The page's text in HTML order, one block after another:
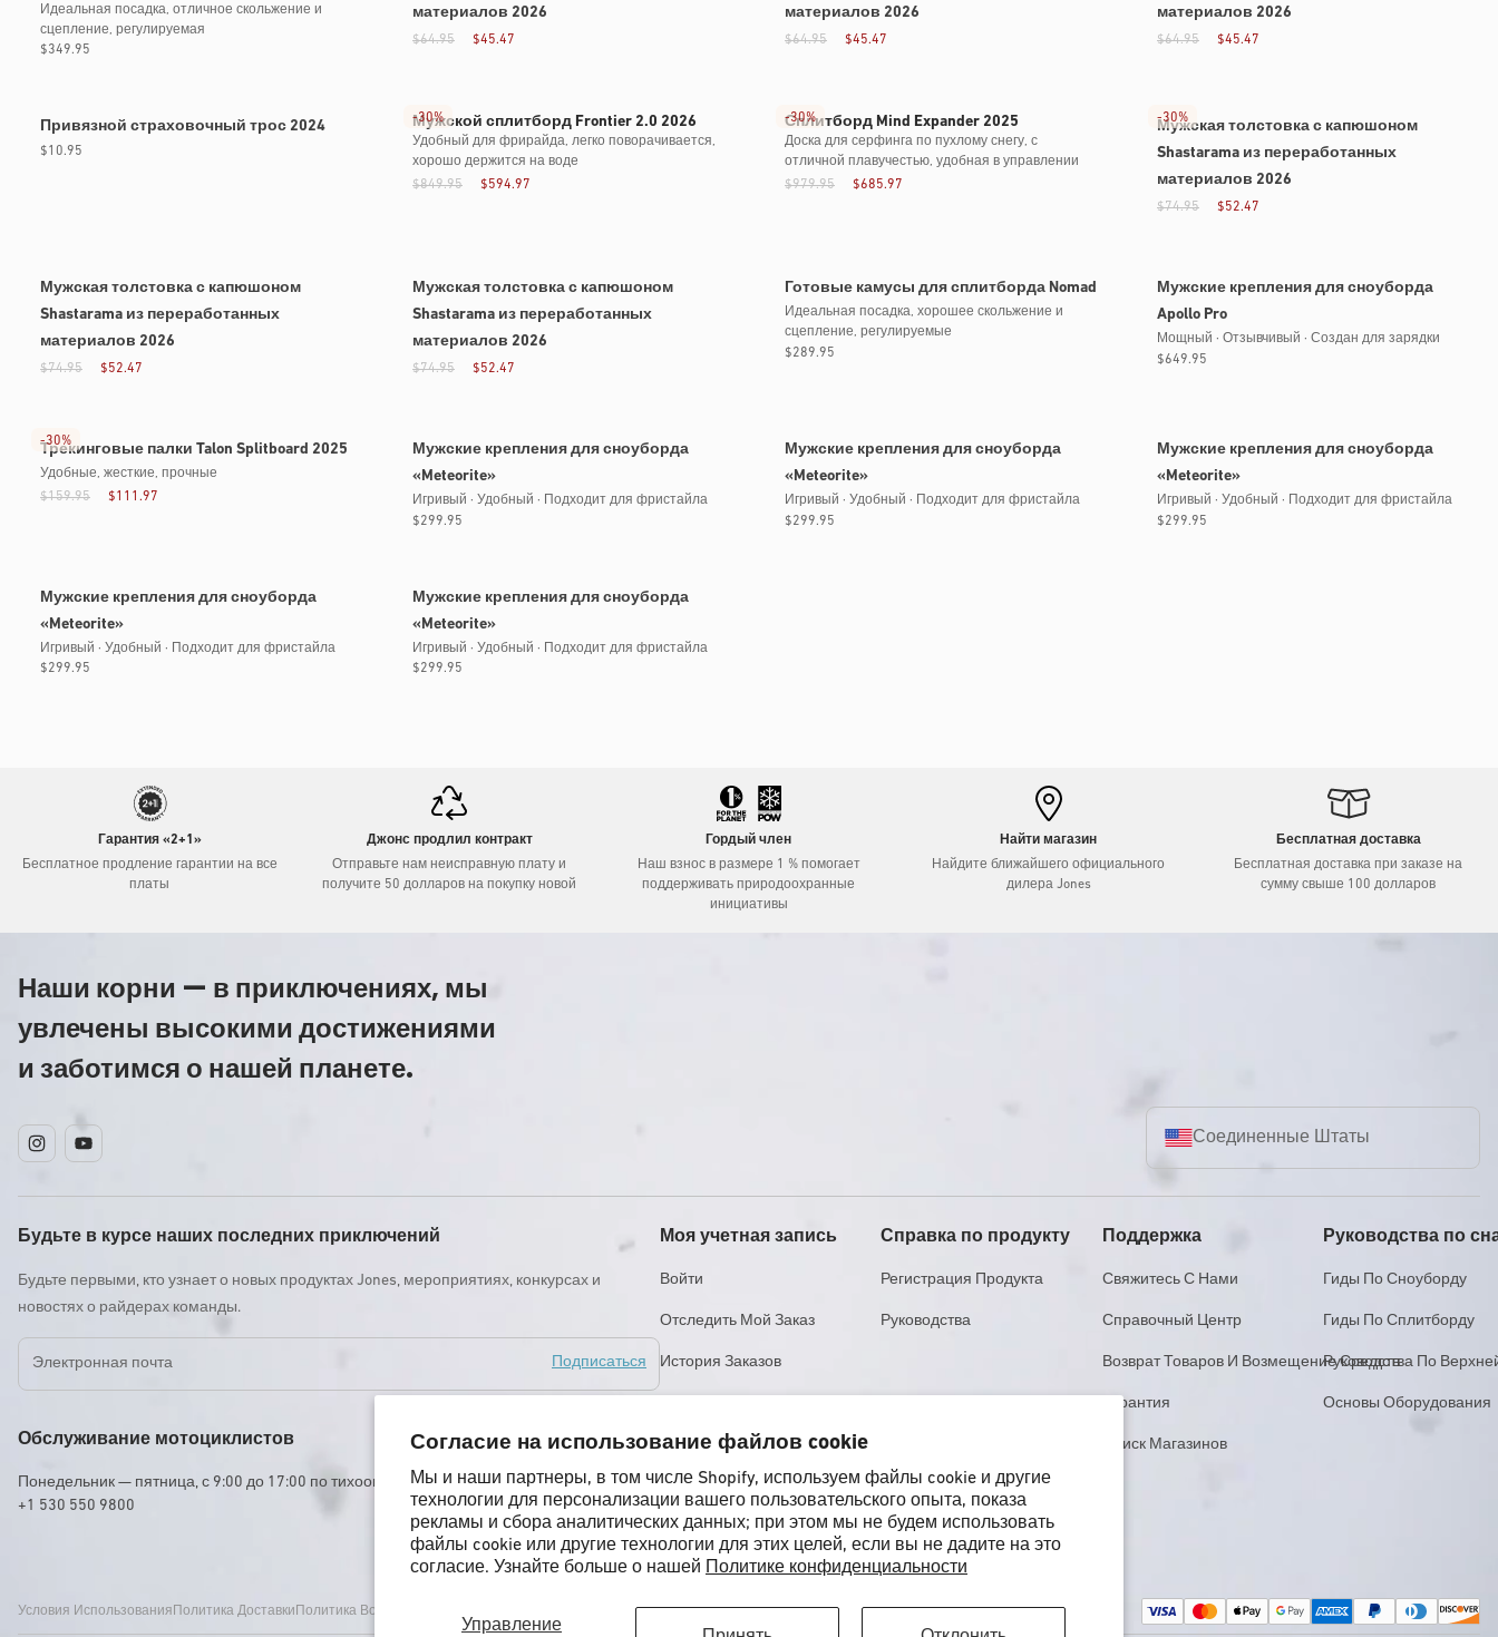
Согласие на использование файлов cookie
Мы и наши партнеры, в том числе Shopify, используем файлы cookie и другие
технологии для персонализации вашего пользовательского опыта, показа
рекламы и сбора аналитических данных; при этом мы не будем использовать
файлы cookie или другие технологии для этих целей, если вы не дадите на это
согласие. Узнайте больше о нашей
Политике конфиденциальности
Управление
Идеальная посадка, отличное скольжение и
сцепление, регулируемая
Обычная
$349.95
материалов 2026
$45.47
$64.95
материалов 2026
$45.47
$64.95
материалов 2026
$45.47
$64.95
Привязной страховочный трос 2024
Обычная
$10.95
Мужской сплитборд Frontier 2.0 2026
Удобный для фрирайда, легко поворачивается,
хорошо держится на воде
$594.97
$849.95
-30% Сплитборд Mind Expander 2025
Доска для серфинга по пухлому снегу, с
отличной плавучестью, удобная в управлении
$685.97
$979.95
-30%
Мужская толстовка с капюшоном
Shastarama из переработанных
материалов 2026
$52.47
$74.95
-30%
Мужская толстовка с капюшоном
Shastarama из переработанных
материалов 2026
$52.47
$74.95
Мужская толстовка с капюшоном
Shastarama из переработанных
материалов 2026
$52.47
$74.95
Готовые камусы для сплитборда Nomad
Идеальная посадка, хорошее скольжение и
сцепление, регулируемые
Обычная
$289.95
Мужские крепления для сноуборда
Apollo Pro
Мощный · Отзывчивый · Создан для зарядки
Обычная
$649.95
Трекинговые палки Talon Splitboard 2025
Удобные, жесткие, прочные
$111.97
$159.95
-30%
Мужские крепления для сноуборда
«Meteorite»
Игривый · Удобный · Подходит для фристайла
Обычная
$299.95
Мужские крепления для сноуборда
«Meteorite»
Игривый · Удобный · Подходит для фристайла
Обычная
$299.95
Мужские крепления для сноуборда
«Meteorite»
Игривый · Удобный · Подходит для фристайла
Обычная
$299.95
Мужские крепления для сноуборда
«Meteorite»
Игривый · Удобный · Подходит для фристайла
Обычная
$299.95
Мужские крепления для сноуборда
«Meteorite»
Игривый · Удобный · Подходит для фристайла
Обычная
$299.95
Гарантия «2+1»
Бесплатное продление гарантии на все
платы
Джонс продлил контракт
Отправьте нам неисправную плату и
получите 50 долларов на покупку новой
Гордый член
Наш взнос в размере 1 % помогает
поддерживать природоохранные
инициативы
Найти магазин
Найдите ближайшего официального
дилера Jones
Бесплатная доставка
Бесплатная доставка при заказе на
сумму свыше 100 долларов
Наши корни — в приключениях, мы
увлечены высокими достижениями
и заботимся о нашей планете.
InstagramYouTube
Соединенные Штаты
Будьте в курсе наших последних приключений
Будьте первыми, кто узнает о новых продуктах Jones, мероприятиях, конкурсах и
новостях о райдерах команды.
Электронная почта
Подписаться
Обслуживание мотоциклистов
Понедельник — пятница, с 9:00 до 17:00 по тихоокеанскому стандартному времени (PST)
+1 530 550 9800
Моя учетная запись
Войти
Отследить Мой Заказ
История Заказов
Справка по продукту
Регистрация Продукта
Руководства
Поддержка
Свяжитесь С Нами
Справочный Центр
Возврат Товаров И Возмещение Средств
Гарантия
Поиск Магазинов
Руководства по
Гиды По Сноуборду
Гиды По Сплитборду
Руководства По
Основы Оборудования
Условия Использования Политика Доставки Политика Возврата И Возмещения Политика КонфиденциальностиДоступностьЮридическая Информация
Способы